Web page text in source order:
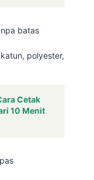
batas
polyester,
Cetak
10 Menit